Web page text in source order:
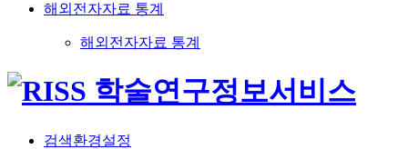
해외전자자료 통계
해외전자자료 통계
검색환경설정